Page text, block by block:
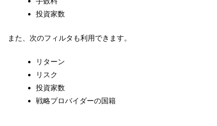
投資家数
また、次のフィルタも利用できます。
リターン
リスク
投資家数
戦略プロバイダーの国籍